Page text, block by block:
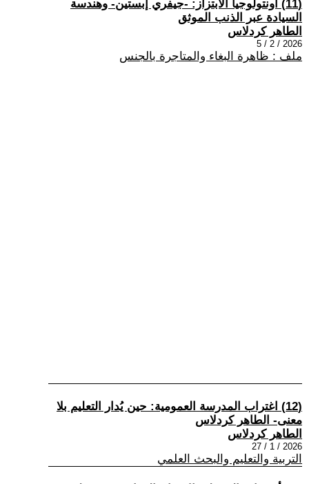
(11) أونتولوجيا الابتزاز: -جيفري إبستين- وهندسة
السيادة عبر الذنب الموثق
الطاهر كردلاس
2026 / 2 / 5
ملف : ظاهرة البغاء والمتاجرة بالجنس
(12) اغتراب المدرسة العمومية: حين يُدار التعليم بلا
معنى- الطاهر كردلاس
الطاهر كردلاس
2026 / 1 / 27
التربية والتعليم والبحث العلمي